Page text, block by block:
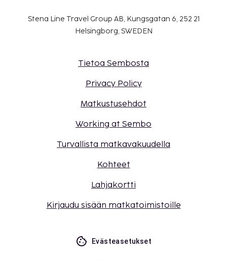
Stena Line Travel Group AB, Kungsgatan 6, 252 21
Helsingborg, SWEDEN
Tietoa Sembosta
Privacy Policy
Matkustusehdot
Working at Sembo
Turvallista matkavakuudella
Kohteet
Lahjakortti
Kirjaudu sisään matkatoimistoille
Evästeasetukset